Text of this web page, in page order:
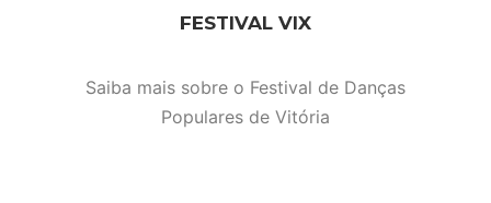
FESTIVAL VIX
Saiba mais sobre o Festival de Danças
Populares de Vitória